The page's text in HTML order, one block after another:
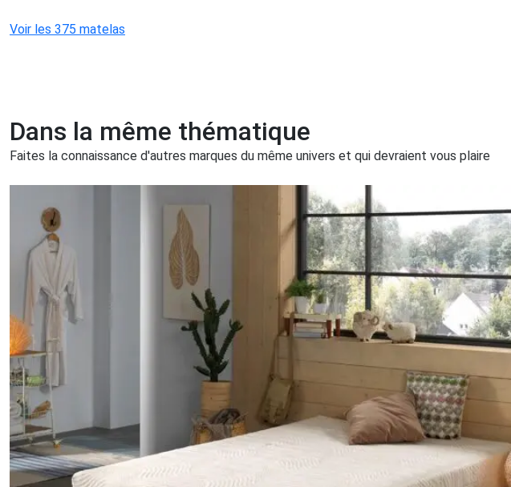
Voir les 375 matelas
Dans la même thématique
Faites la connaissance d'autres marques du même univers et qui devraient vous plaire